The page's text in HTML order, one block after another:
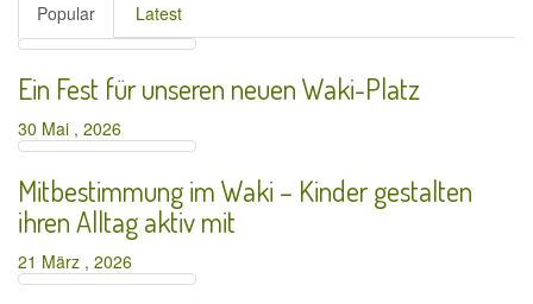
Popular Latest
Ein Fest für unseren neuen Waki-Platz
30 Mai , 2026
Mitbestimmung im Waki – Kinder gestalten
ihren Alltag aktiv mit
21 März , 2026